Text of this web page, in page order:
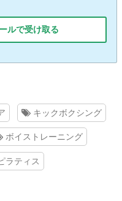
ルで受け取る
キックボクシング
ボイストレーニング
ラティス